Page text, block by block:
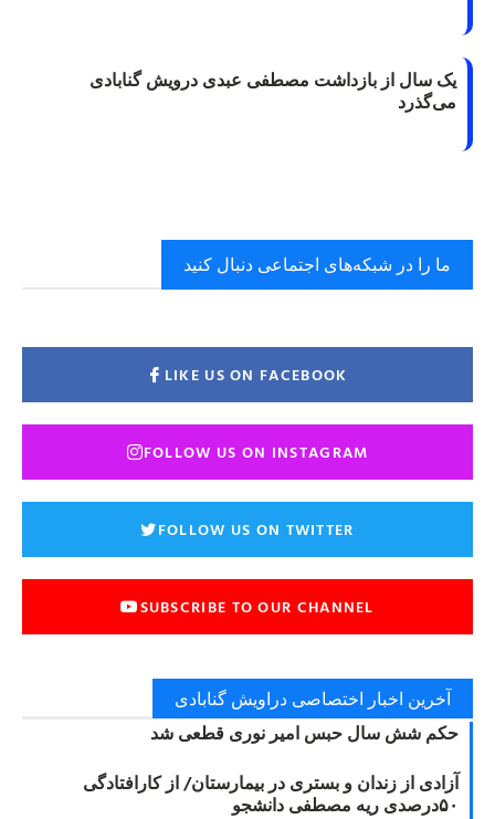
یک سال از بازداشت مصطفی عبدی درویش گنابادی
می‌گذرد
ما را در شبکه‌های اجتماعی دنبال کنید
LIKE US ON FACEBOOK
FOLLOW US ON INSTAGRAM
FOLLOW US ON TWITTER
SUBSCRIBE TO OUR CHANNEL
آخرین اخبار اختصاصی دراویش گنابادی
حکم شش سال حبس امیر نوری قطعی شد
آزادی از زندان و بستری در بیمارستان/ از کارافتادگی
۵۰درصدی ریه مصطفی دانشجو